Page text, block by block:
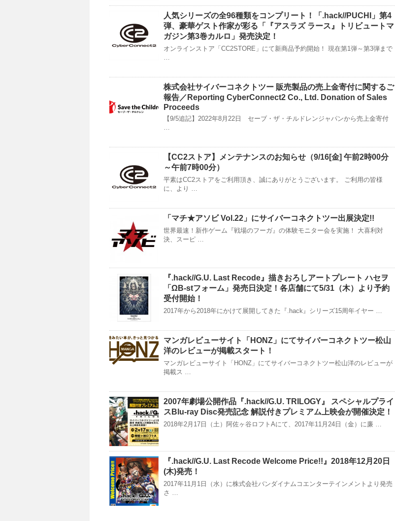
人気シリーズの全96種類をコンプリート！「.hack//PUCHI」第4
弾、豪華ゲスト作家が彩る「『アスラズ ラース』トリビュートマ
ガジン第3巻カルロ」発売決定！
オンラインストア「CC2STORE」にて新商品予約開始！ 現在第1弾～第3弾まで
…
株式会社サイバーコネクトツー 販売製品の売上金寄付に関するご
報告／Reporting CyberConnect2 Co., Ltd. Donation of Sales
Proceeds
【9/5追記】2022年8月22日 セーブ・ザ・チルドレンジャパンから売上金寄付
…
【CC2ストア】メンテナンスのお知らせ（9/16[金] 午前2時00分
～午前7時00分）
平素はCC2ストアをご利用頂き、誠にありがとうございます。 ご利用の皆様
に、より …
「マチ★アソビ Vol.22」にサイバーコネクトツー出展決定!!
世界最速！新作ゲーム『戦場のフーガ』の体験モニター会を実施！ 大喜利対
決、スーピ …
『.hack//G.U. Last Recode』描きおろしアートプレート ハセヲ
「ΩB-stフォーム」発売日決定！各店舗にて5/31（木）より予約
受付開始！
2017年から2018年にかけて展開してきた『.hack』シリーズ15周年イヤー …
マンガレビューサイト「HONZ」にてサイバーコネクトツー松山
洋のレビューが掲載スタート！
マンガレビューサイト「HONZ」にてサイバーコネクトツー松山洋のレビューが
掲載ス …
2007年劇場公開作品『.hack//G.U. TRILOGY』 スペシャルプライ
スBlu-ray Disc発売記念 解説付きプレミアム上映会が開催決定！
2018年2月17日（土）阿佐ヶ谷ロフトAにて、2017年11月24日（金）に廉 …
『.hack//G.U. Last Recode Welcome Price!!』2018年12月20日
(木)発売！
2017年11月1日（水）に株式会社バンダイナムコエンターテインメントより発売
さ …